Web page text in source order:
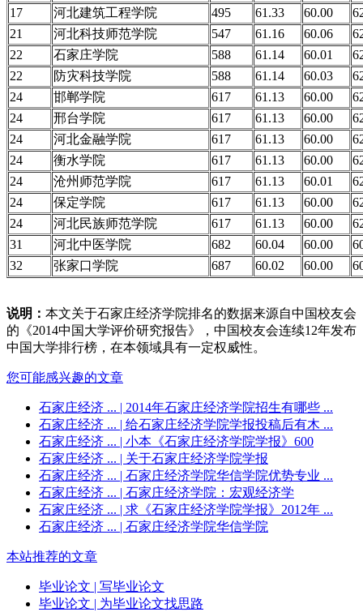
17
河北建筑工程学院 495 61.33 60.00
21
河北科技师范学院 547 61.16 60.06
22
石家庄学院 588 61.14 60.01
22
防灾科技学院 588 61.14 60.03
24
邯郸学院 617 61.13 60.00
24
邢台学院 617 61.13 60.00
24
河北金融学院 617 61.13 60.00
24
衡水学院 617 61.13 60.00
24
沧州师范学院 617 61.13 60.01
24
保定学院 617 61.13 60.00
24
河北民族师范学院 617 61.13 60.00
31
河北中医学院 682 60.04 60.00
32
张家口学院 687 60.02 60.00
说明： 本文关于石家庄经济学院排名的数据来源自中国校友会
的《2014中国大学评价研究报告》，中国校友会连续12年发布
中国大学排行榜，在本领域具有一定权威性。
您可能感兴趣的文章
石家庄经济 ... | 2014年石家庄经济学院招生有哪些 ...
石家庄经济 ... | 给石家庄经济学院学报投稿后有木 ...
石家庄经济 ... | 小本《石家庄经济学院学报》600
石家庄经济 ... | 关于石家庄经济学院学报
石家庄经济 ... | 石家庄经济学院华信学院优势专业 ...
石家庄经济 ... | 石家庄经济学院：宏观经济学
石家庄经济 ... | 求《石家庄经济学院学报》2012年 ...
石家庄经济 ... | 石家庄经济学院华信学院
本站推荐的文章
毕业论文 | 写毕业论文
毕业论文 | 为毕业论文找思路